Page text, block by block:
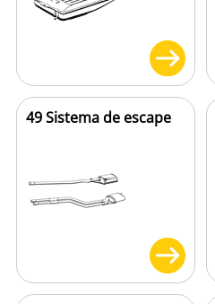
49 Sistema de escape